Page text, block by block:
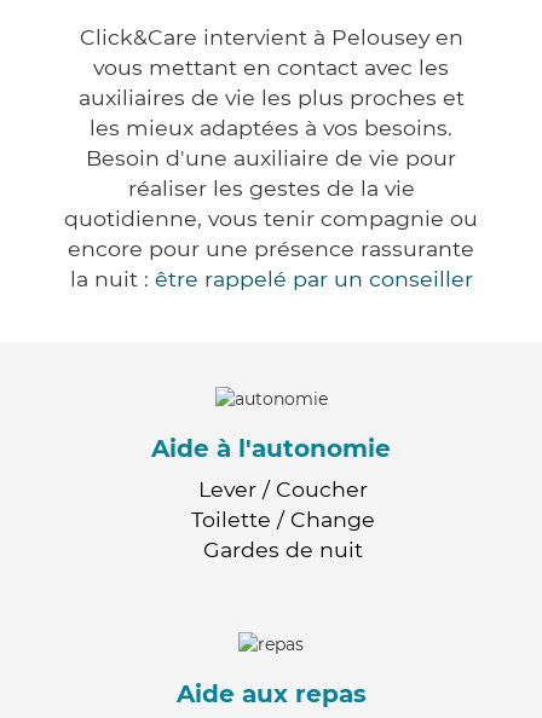
Click&Care intervient à Pelousey en
vous mettant en contact avec les
auxiliaires de vie les plus proches et
les mieux adaptées à vos besoins.
Besoin d'une auxiliaire de vie pour
réaliser les gestes de la vie
quotidienne, vous tenir compagnie ou
encore pour une présence rassurante
la nuit : être rappelé par un conseiller
Aide à l'autonomie
Lever / Coucher
Toilette / Change
Gardes de nuit
Aide aux repas